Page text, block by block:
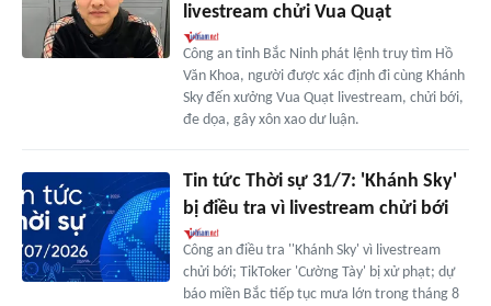
livestream chửi Vua Quạt
Công an tỉnh Bắc Ninh phát lệnh truy tìm Hồ
Văn Khoa, người được xác định đi cùng Khánh
Sky đến xưởng Vua Quạt livestream, chửi bới,
đe dọa, gây xôn xao dư luận.
Tin tức Thời sự 31/7: 'Khánh Sky'
bị điều tra vì livestream chửi bới
Công an điều tra ''Khánh Sky' vì livestream
chửi bới; TikToker 'Cường Tày' bị xử phạt; dự
báo miền Bắc tiếp tục mưa lớn trong tháng 8